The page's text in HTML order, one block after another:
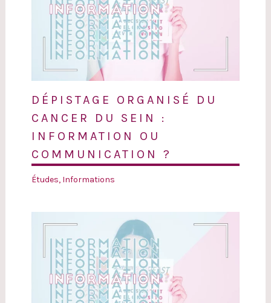
DÉPISTAGE ORGANISÉ DU
CANCER DU SEIN :
INFORMATION OU
COMMUNICATION ?
Études, Informations